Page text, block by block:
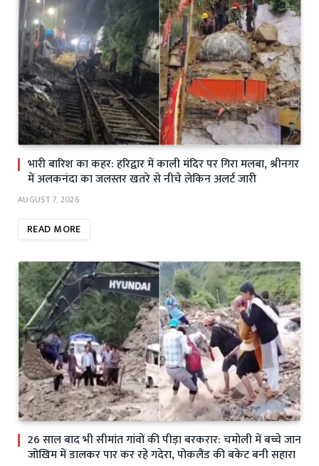
भारी बारिश का कहर: हरिद्वार में काली मंदिर पर गिरा मलबा, श्रीनगर
में अलकनंदा का जलस्तर खतरे से नीचे लेकिन अलर्ट जारी
AUGUST 7, 2026
READ MORE
26 साल बाद भी सीमांत गांवों की पीड़ा बरकरार: चमोली में बच्चे जान
जोखिम में डालकर पार कर रहे गदेरा, पोकलैंड की बकेट बनी सहारा